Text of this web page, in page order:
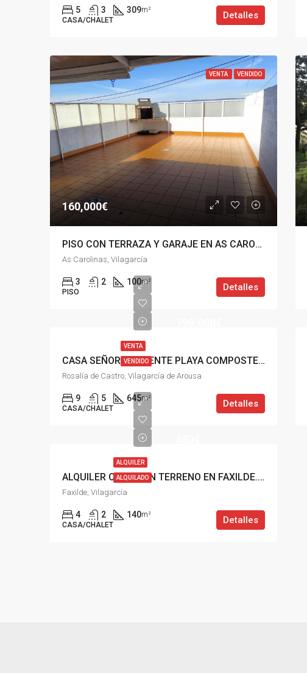
5 3 309m²
CASA/CHALET
Detalles
VENTA VENDIDO
160,000€
PISO CON TERRAZA Y GARAJE EN AS CAROLINAS, VILAGARCÍA
As Carolinas, Vilagarcía
3 2 100m²
PISO
Detalles
VENTA
VENDIDO CASA SEÑORIAL FRENTE PLAYA COMPOSTELA, VILAGARCÍA
Rosalía de Castro, Vilagarcía de Arousa
9 5 645m²
CASA/CHALET
Detalles
ALQUILER
ALQUILADO ALQUILER CASA CON TERRENO EN FAXILDE. VILAGARCIA
Faxilde, Vilagarcía
4 2 140m²
CASA/CHALET
Detalles